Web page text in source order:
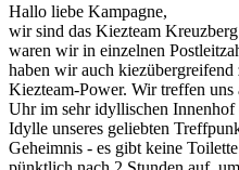
Hallo liebe Kampagne,
wir sind das Kiezteam
waren wir in einzelnen
haben wir auch
Kiezteam-Power. Wir treffen
Uhr im sehr idyllischen
Idylle unseres geliebten
Geheimnis - es gibt keine